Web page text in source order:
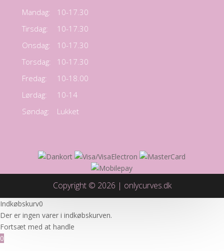
Mandag:
10-17.30
Tirsdag:
10-17.30
Onsdag:
10-17.30
Torsdag:
10-17.30
Fredag:
10-18.00
Lørdag:
10-14
Søndag:
Lukket
Copyright © 2026 | onlycurves.dk
Indkøbskurv0
Der er ingen varer i indkøbskurven.
Fortsæt med at handle
0